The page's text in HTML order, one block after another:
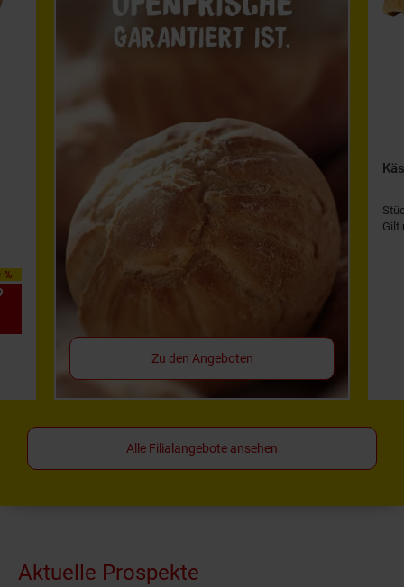
%
Zu den Angeboten
Gilt
Alle Filialangebote ansehen
Aktuelle Prospekte